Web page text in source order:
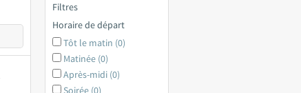
Filtres
Horaire de départ
Tôt le matin (0)
Matinée (0)
Après-midi (0)
Soirée (0)